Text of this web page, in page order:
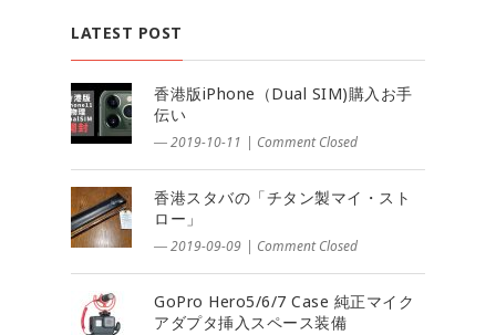
LATEST POST
香港版iPhone（Dual SIM)購入お手
伝い
― 2019-10-11 | Comment Closed
香港スタバの「チタン製マイ・スト
ロー」
― 2019-09-09 | Comment Closed
GoPro Hero5/6/7 Case 純正マイク
アダプタ挿入スペース装備